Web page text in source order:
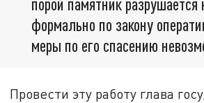
формально по закону
меры по его спасению
Провести эту работу глава